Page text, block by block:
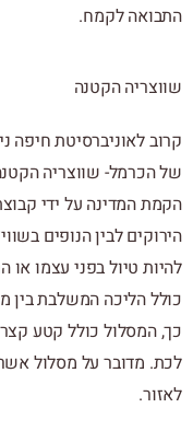
התבואה לקמח.
שווצריה הקטנה
קרוב לאוניברסיטת חיפה
של הכרמל- שווצריה
הקמת המדינה על ידי
הירוקים לבין הנופים
להיות טיול בפני עצמו או
כולל הליכה המשלבת בין
כך, המסלול כולל קטע קצר
לכת. מדובר על מסלול
לאזור.